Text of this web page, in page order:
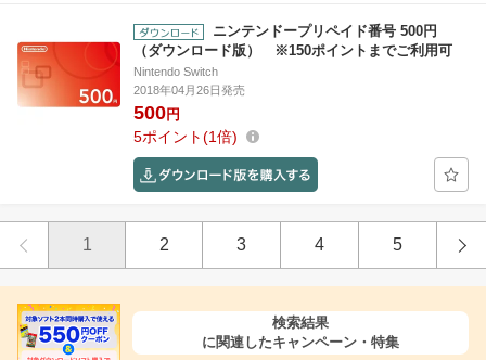
ニンテンドープリペイド番号 500円
（ダウンロード版） ※150ポイントまでご利用可
Nintendo Switch
2018年04月26日発売
500円
5ポイント 1倍
1 2 3 4 5
検索結果
に関連したキャンペーン・特集